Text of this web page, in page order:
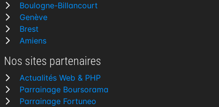
Boulogne-Billancourt
Genève
Brest
Amiens
Nos sites partenaires
Actualités Web & PHP
Parrainage Boursorama
Parrainage Fortuneo